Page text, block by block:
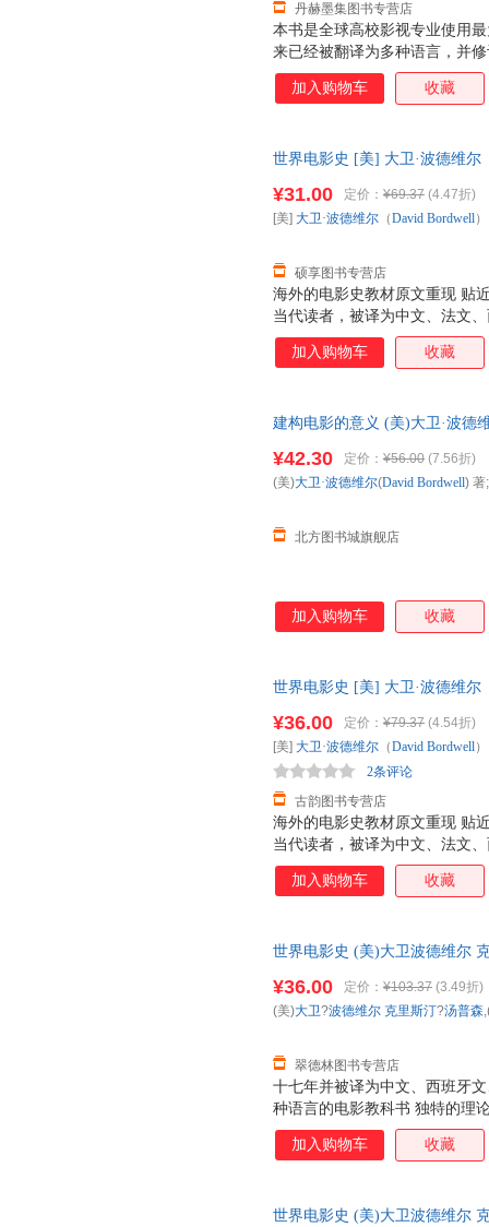
本书是全球高校影视专业使用
来已经被翻译为多种语言，并
上至电影诞生，下至21世纪的
影，将百年电影发展史娓娓道
时代下的电影文化探讨，体现
影产业链条上的各个部分进行
的版式和索引部分，可以最大
丹赫墨集图书专营店
加入购物车 收藏
世界电影史 [美] 大卫·波德维尔
海外的电影史教材原文重现 贴
当代读者，被译为中文、法文
电影史教科书。美国著名电影
书从电影诞生之初到当今全球
国、印度、非洲等国家及地区
学习、收藏的需要。
¥31.00 定价： ¥69.37 (4.47折)
硕享图书专营店
[美] 大卫·波德维尔 （David Bordwell
加入购物车 收藏
建构电影的意义 (美)大卫·波德
85%城市次日送达！
¥42.30 定价： ¥56.00 (7.56折)
北方图书城旗舰店
(美)大卫·波德维尔(David Bordwell) 著;
加入购物车 收藏
世界电影史 [美] 大卫·波德维尔
海外的电影史教材原文重现 贴
当代读者，被译为中文、法文
电影史教科书。美国著名电影
书从电影诞生之初到当今全球
国、印度、非洲等国家及地区
学习、收藏的需要。
¥36.00 定价： ¥79.37 (4.54折)
古韵图书专营店
2条评论
[美] 大卫·波德维尔 （David Bordwell
加入购物车 收藏
世界电影史 (美)大卫波德维尔
十七年并被译为中文、西班牙
种语言的电影教科书 独特的理
影发展脉络，全面解析电影与
领衔的3D时代，纵览电影百年
富的研究细节与更翔实的资料
¥36.00 定价： ¥103.37 (3.49折)
翠德林图书专营店
(美)大卫?波德维尔 克里斯汀?汤普森
加入购物车 收藏
世界电影史 (美)大卫波德维尔